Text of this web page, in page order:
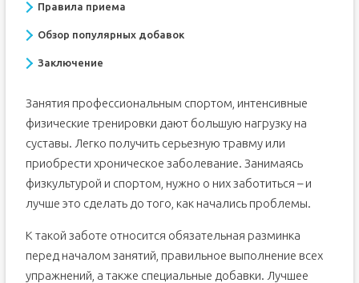
Правила приема
Обзор популярных добавок
Заключение
Занятия профессиональным спортом, интенсивные
физические тренировки дают большую нагрузку на
суставы. Легко получить серьезную травму или
приобрести хроническое заболевание. Занимаясь
физкультурой и спортом, нужно о них заботиться – и
лучше это сделать до того, как начались проблемы.
К такой заботе относится обязательная разминка
перед началом занятий, правильное выполнение всех
упражнений, а также специальные добавки. Лучшее